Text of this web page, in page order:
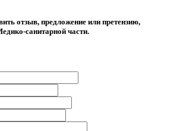
отзыв, предложение или претензию,
санитарной части.